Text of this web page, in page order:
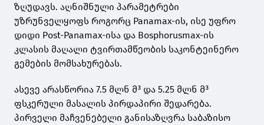
ზღუდავს. აღნიშნული პარამეტრები
უზრუნველყოფს როგორც Panamax-ის, ისე უფრო
დიდი Post-Panamax-ისა და Bosphorusmax-ის
კლასის მაღალი ტვირთამწეობის საკონტეინერო
გემების მომსახურებას.
ასევე არასწორია 7.5 მლნ მ³ და 5.25 მლნ მ³
ფსკერული მასალის პირდაპირი შედარება.
პირველი მაჩვენებელი განისაზღვრა საბაზისო